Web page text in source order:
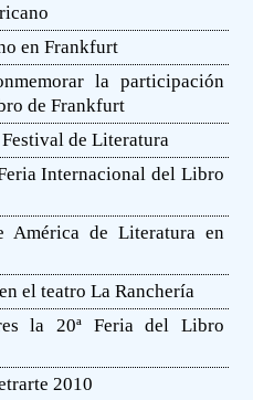
en Frankfurt
la participación
de Frankfurt
de Literatura
Internacional del Libro
América de Literatura en
el teatro La Ranchería
la 20ª Feria del Libro
2010